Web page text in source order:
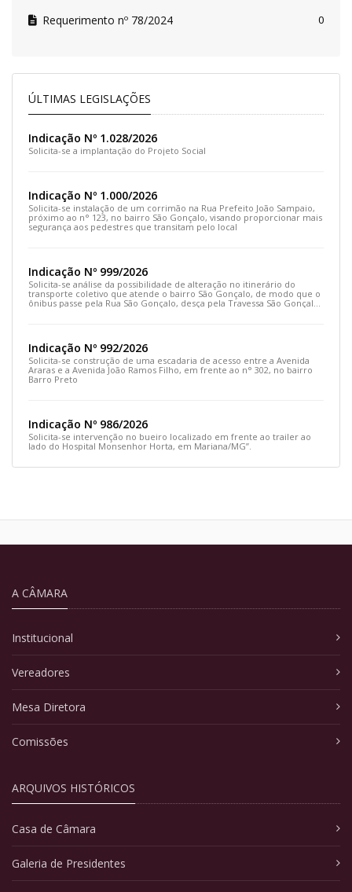
Requerimento nº 78/2024 0
ÚLTIMAS LEGISLAÇÕES
Indicação Nº 1.028/2026
Solicita-se a implantação do Projeto Social
Indicação Nº 1.000/2026
Solicita-se instalação de um corrimão na Rua Prefeito João Sampaio,
próximo ao n° 123, no bairro São Gonçalo, visando proporcionar mais
segurança aos pedestres que transitam pelo local
Indicação Nº 999/2026
Solicita-se análise da possibilidade de alteração no itinerário do
transporte coletivo que atende o bairro São Gonçalo, de modo que o
ônibus passe pela Rua São Gonçalo, desça pela Travessa São Gonçalo
Indicação Nº 992/2026
Solicita-se construção de uma escadaria de acesso entre a Avenida
Araras e a Avenida João Ramos Filho, em frente ao n° 302, no bairro
Barro Preto
Indicação Nº 986/2026
Solicita-se intervenção no bueiro localizado em frente ao trailer ao
lado do Hospital Monsenhor Horta, em Mariana/MG”.
A CÂMARA
Institucional
Vereadores
Mesa Diretora
Comissões
ARQUIVOS HISTÓRICOS
Casa de Câmara
Galeria de Presidentes